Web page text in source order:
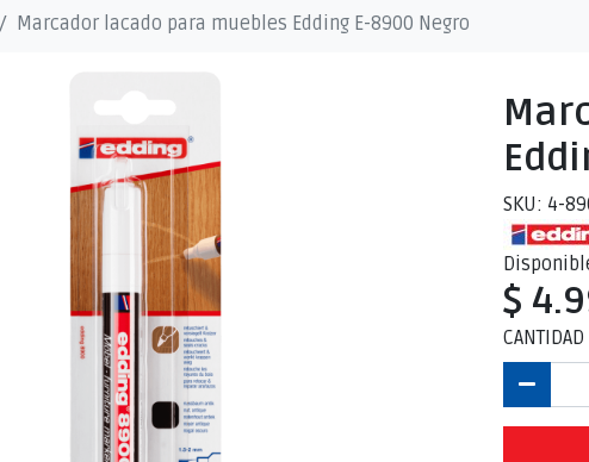
Marcador lacado para muebles Edding E-8900 Negro
SKU: 4-
$
CANTIDAD